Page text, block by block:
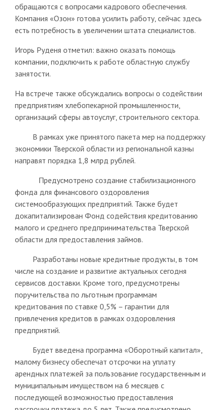
обращаются с вопросами кадрового обеспечения.
Компания «Озон» готова усилить работу, сейчас здесь
есть потребность в увеличении штата специалистов.
Игорь Руденя отметил: важно оказать помощь
компании, подключить к работе областную службу
занятости.
На встрече также обсуждались вопросы о содействии
предприятиям хлебопекарной промышленности,
организаций сферы автоуслуг, строительного сектора.
В рамках уже принятого пакета мер на поддержку
экономики Тверской области из региональной казны
направят порядка 1,8 млрд рублей.
Предусмотрено создание стабилизационного
фонда для финансового оздоровления
системообразующих предприятий. Также будет
докапитализирован Фонд содействия кредитованию
малого и среднего предпринимательства Тверской
области для предоставления займов.
Разработаны новые кредитные продукты, в том
числе на создание и развитие актуальных сегодня
сервисов доставки. Кроме того, предусмотрены
поручительства по льготным программам
кредитования по ставке 0,5% – гарантии для
привлечения кредитов в рамках оздоровления
предприятий.
Будет введена программа «Оборотный капитал»,
малому бизнесу обеспечат отсрочки на уплату
арендных платежей за пользование государственным и
муниципальным имуществом на 6 месяцев с
последующей возможностью предоставления